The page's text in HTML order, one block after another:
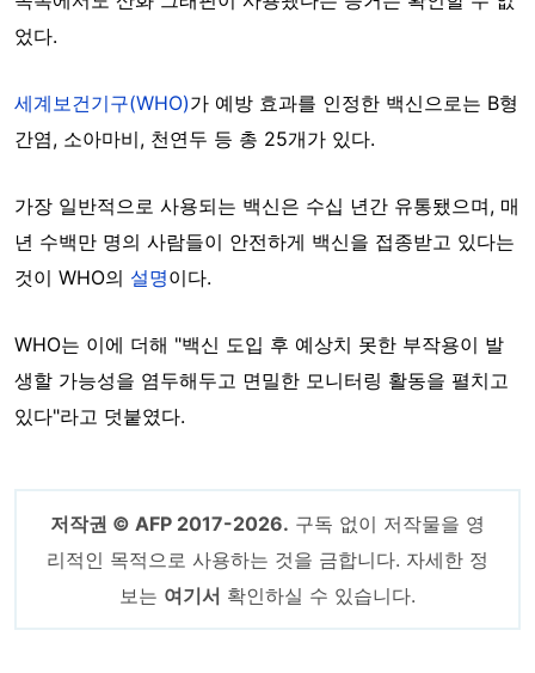
었다.
세계보건기구(WHO)가 예방 효과를 인정한 백신으로는 B형
간염, 소아마비, 천연두 등 총 25개가 있다.
가장 일반적으로 사용되는 백신은 수십 년간 유통됐으며, 매
년 수백만 명의 사람들이 안전하게 백신을 접종받고 있다는
것이 WHO의 설명이다.
WHO는 이에 더해 "백신 도입 후 예상치 못한 부작용이 발
생할 가능성을 염두해두고 면밀한 모니터링 활동을 펼치고
있다"라고 덧붙였다.
저작권 © AFP 2017-2026. 구독 없이 저작물을 영
리적인 목적으로 사용하는 것을 금합니다. 자세한 정
보는 여기서 확인하실 수 있습니다.